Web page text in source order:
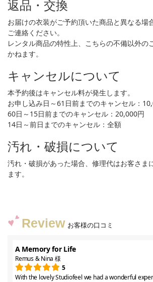
返品・交換
お届けの衣装がご予約頂いた商品と異なる場
ご連絡ください。
レンタル商品の特性上、こちらの不備以外の
かねます。
キャンセルについて
本予約後はキャンセル料が発生します。
お申し込み日～61日前までのキャンセル：
60日～15日前までのキャンセル：20,000円
14日～前日までのキャンセル：全額
汚れ・破損について
汚れ・破損があった場合、修理代はお客さま
ます。
Review お客様の口コミ
A Memory for Life
Remus & Nina 様
5
With the lovely Studiofeel we had a wonderful